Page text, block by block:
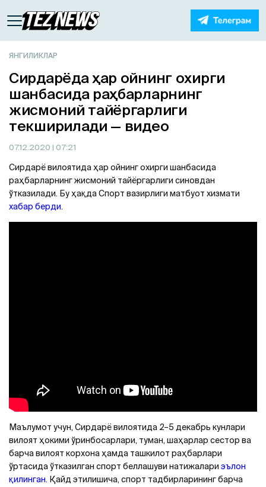
ЯНГИЛИКЛАР
Сирдарёда ҳар ойнинг охирги
шанбасида раҳбарларнинг
жисмоний тайёргарлиги
текширилади — видео
07.12.2020 | 07:21
Сирдарё вилоятида ҳар ойнинг охирги шанбасида
раҳбарларнинг жисмоний тайёргарлиги синовдан
ўтказилади. Бу ҳақда Спорт вазирлиги матбуот хизмати
хабар берди.
Маълумот учун, Сирдарё вилоятида 2–5 декабрь кунлари
вилоят ҳокими ўринбосарлари, туман, шаҳарлар сеcтор ва
барча вилоят корхона ҳамда ташкилот раҳбарлари
ўртасида ўтказилган спорт беллашуви натижалари эълон
қилинган. Қайд этилишича, спорт тадбирларининг барча